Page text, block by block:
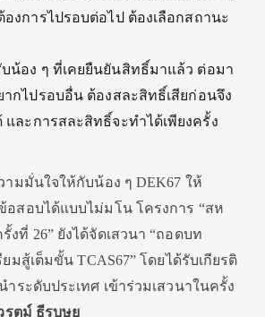
องการไปรอบต่อไป ต้องเลือกสถานะ
น้อง ๆ ที่เคยยืนยันสิทธิ์มาแล้ว ต่อมา
ากไปรอบอื่น ต้องสละสิทธิ์เสียก่อนจึง
และการสละสิทธิ์จะทำได้เพียงครั้ง
ามมั่นใจให้กับน้อง ๆ DEK67 ให้
อสอบได้แบบไม่มโน โครงการ “สห
ที่ 26” ยังได้จัดเสวนา “ถอดบท
ยมสู้เต็มขั้น TCAS67” โดยได้รับเกียรติ
ำระดับประเทศ เข้าร่วมเสวนาในครั้ง
รุตม์ ธีรบุษย